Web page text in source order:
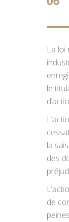
La loi
le
la
des
de